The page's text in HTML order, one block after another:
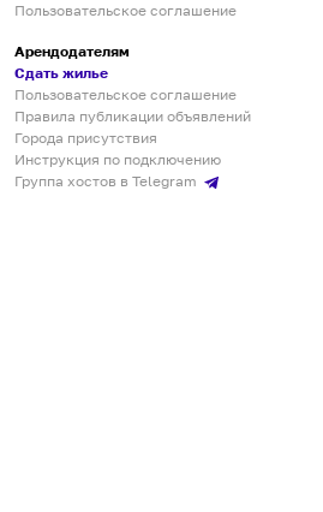
Пользовательское соглашение
Арендодателям
Сдать жилье
Пользовательское соглашение
Правила публикации объявлений
Города присутствия
Инструкция по подключению
Группа хостов в Telegram